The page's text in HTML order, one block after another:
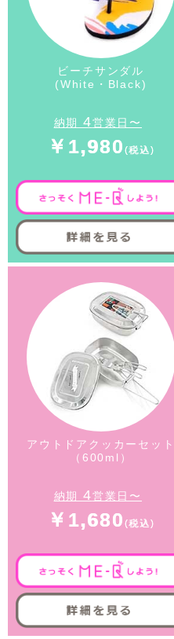
ビーチサンダル
(White・Black)
納期 4営業日〜
￥1,980
アウトドアクッカーセット
（600ml）
納期 4営業日〜
￥1,680